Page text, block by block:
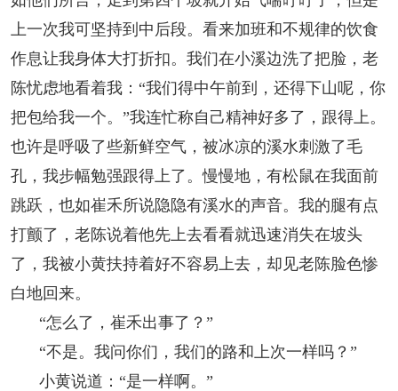
上一次我可坚持到中后段。看来加班和不规律的饮食
作息让我身体大打折扣。我们在小溪边洗了把脸，老
陈忧虑地看着我：“我们得中午前到，还得下山呢，你
把包给我一个。”我连忙称自己精神好多了，跟得上。
也许是呼吸了些新鲜空气，被冰凉的溪水刺激了毛
孔，我步幅勉强跟得上了。慢慢地，有松鼠在我面前
跳跃，也如崔禾所说隐隐有溪水的声音。我的腿有点
打颤了，老陈说着他先上去看看就迅速消失在坡头
了，我被小黄扶持着好不容易上去，却见老陈脸色惨
白地回来。
“怎么了，崔禾出事了？”
“不是。我问你们，我们的路和上次一样吗？”
小黄说道：“是一样啊。”